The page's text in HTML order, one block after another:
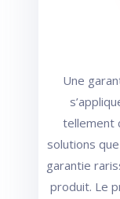
Une
tellement
solutions
garantie
produit. Le